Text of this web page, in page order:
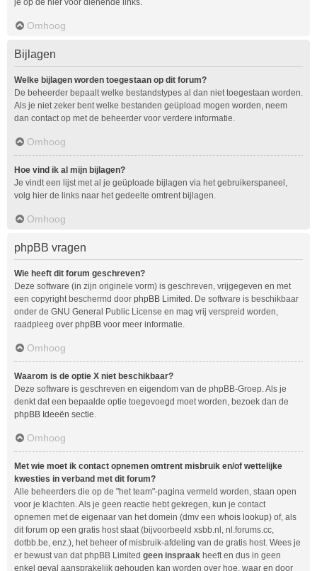
je op de hier voor dienende links.
Omhoog
Bijlagen
Welke bijlagen worden toegestaan op dit forum?
De beheerder bepaalt welke bestandstypes al dan niet toegestaan worden.
Als je niet zeker bent welke bestanden geüpload mogen worden, neem
dan contact op met de beheerder voor verdere informatie.
Omhoog
Hoe vind ik al mijn bijlagen?
Je vindt een lijst met al je geüploade bijlagen via het gebruikerspaneel,
volg hier de links naar het gedeelte omtrent bijlagen.
Omhoog
phpBB vragen
Wie heeft dit forum geschreven?
Deze software (in zijn originele vorm) is geschreven, vrijgegeven en met
een copyright beschermd door phpBB Limited . De software is beschikbaar
onder de GNU General Public License en mag vrij verspreid worden,
raadpleeg over phpBB voor meer informatie.
Omhoog
Waarom is de optie X niet beschikbaar?
Deze software is geschreven en eigendom van de phpBB-Groep. Als je
denkt dat een bepaalde optie toegevoegd moet worden, bezoek dan de
phpBB Ideeën sectie.
Omhoog
Met wie moet ik contact opnemen omtrent misbruik en/of wettelijke
kwesties in verband met dit forum?
Alle beheerders die op de "het team"-pagina vermeld worden, staan open
voor je klachten. Als je geen reactie hebt gekregen, kun je contact
opnemen met de eigenaar van het domein (dmv een whois lookup) of, als
dit forum op een gratis host staat (bijvoorbeeld xsbb.nl, nl.forums.cc,
dotbb.be, enz.), het beheer of misbruik-afdeling van de gratis host. Wees je
er bewust van dat phpBB Limited geen inspraak heeft en dus in geen
enkel geval aansprakelijk gehouden kan worden over hoe, waar en door